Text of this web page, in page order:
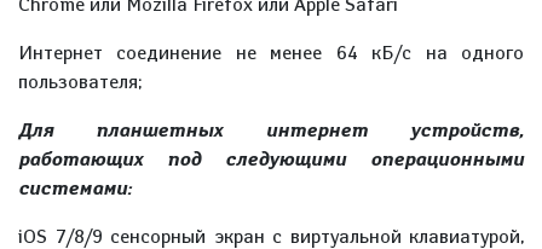
Интернет соединение не менее 64 кБ/с на одного
пользователя;
Для планшетных интернет устройств,
работающих под следующими операционными
системами:
iOS 7/8/9 сенсорный экран с виртуальной клавиатурой,